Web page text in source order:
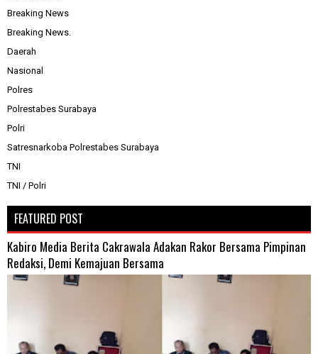
Breaking News
Breaking News.
Daerah
Nasional
Polres
Polrestabes Surabaya
Polri
Satresnarkoba Polrestabes Surabaya
TNI
TNI / Polri
FEATURED POST
Kabiro Media Berita Cakrawala Adakan Rakor Bersama Pimpinan
Redaksi, Demi Kemajuan Bersama